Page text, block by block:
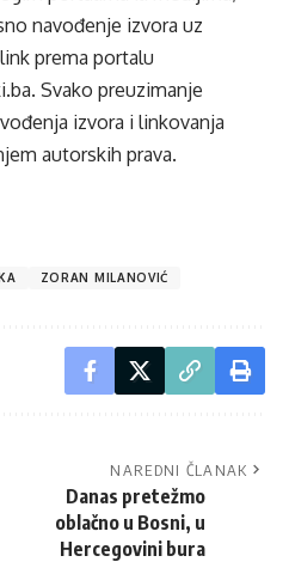
navođenje izvora uz
prema portalu
. Svako preuzimanje
izvora i linkovanja
autorskih prava.
ZORAN MILANOVIĆ
NAREDNI ČLANAK
Danas pretežmo
oblačno u Bosni, u
Hercegovini bura